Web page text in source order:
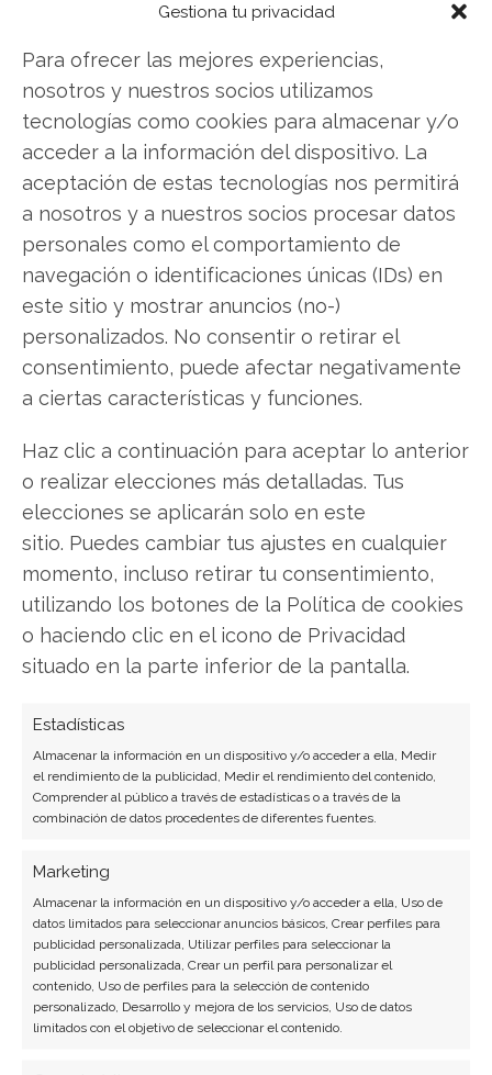
Gestiona tu privacidad
Para ofrecer las mejores experiencias,
nosotros y nuestros socios utilizamos
tecnologías como cookies para almacenar y/o
acceder a la información del dispositivo. La
aceptación de estas tecnologías nos permitirá
a nosotros y a nuestros socios procesar datos
personales como el comportamiento de
navegación o identificaciones únicas (IDs) en
este sitio y mostrar anuncios (no-)
personalizados. No consentir o retirar el
consentimiento, puede afectar negativamente
a ciertas características y funciones.
Haz clic a continuación para aceptar lo anterior
o realizar elecciones más detalladas. Tus
elecciones se aplicarán solo en este
sitio. Puedes cambiar tus ajustes en cualquier
momento, incluso retirar tu consentimiento,
utilizando los botones de la Política de cookies
o haciendo clic en el icono de Privacidad
situado en la parte inferior de la pantalla.
Estadísticas
Almacenar la información en un dispositivo y/o acceder a ella, Medir
el rendimiento de la publicidad, Medir el rendimiento del contenido,
Comprender al público a través de estadísticas o a través de la
combinación de datos procedentes de diferentes fuentes.
Marketing
Almacenar la información en un dispositivo y/o acceder a ella, Uso de
datos limitados para seleccionar anuncios básicos, Crear perfiles para
publicidad personalizada, Utilizar perfiles para seleccionar la
publicidad personalizada, Crear un perfil para personalizar el
contenido, Uso de perfiles para la selección de contenido
personalizado, Desarrollo y mejora de los servicios, Uso de datos
limitados con el objetivo de seleccionar el contenido.
contundentes: Acción inmediata requerida para
los inversores de The Trade Desk. ¿Merece la
pena invertir o es momento de vender? En el
Análisis gratuito actual del 7 de agosto
descubrirá exactamente qué hacer.
The Trade Desk: ¿Comprar o vender? ¡Lee más
aquí!
The Trade Desk
Compartir este artículo
Twitter
Facebook
LinkedIn
Carmen Ruiz López
Periodista especializada en tecnología y
transformación digital con más de 8 años de
experiencia. Experta en inteligencia artificial,